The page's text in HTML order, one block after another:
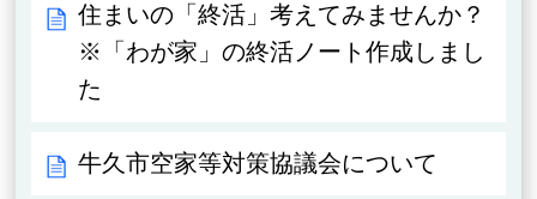
住まいの「終活」考えてみませんか？
※「わが家」の終活ノート作成しまし
た
牛久市空家等対策協議会について